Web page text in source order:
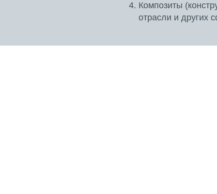
Композиты
отрасли и других